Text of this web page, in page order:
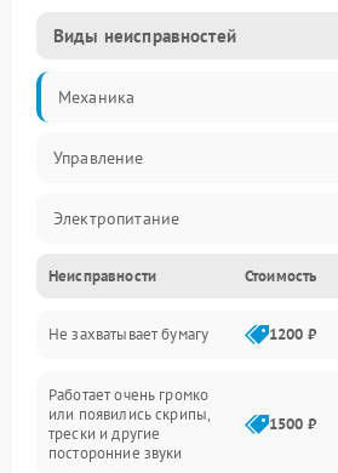
Виды неисправностей
Механика
Управление
Электропитание
Датчики
Электроника
Электрика
Механические повреждения
Неисправности Стоимость
Не захватывает бумагу 1200 ₽
Работает очень громко
или появились скрипы,
трески и другие
посторонние звуки
1500 ₽